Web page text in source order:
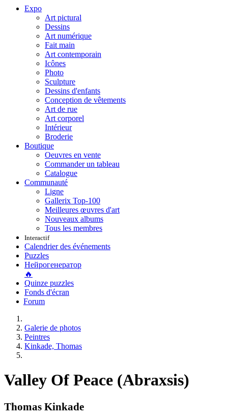
Expo
Art pictural
Dessins
Art numérique
Fait main
Art contemporain
Icônes
Photo
Sculpture
Dessins d'enfants
Conception de vêtements
Art de rue
Art corporel
Intérieur
Broderie
Boutique
Oeuvres en vente
Commander un tableau
Catalogue
Communauté
Ligne
Gallerix Top-100
Meilleures œuvres d'art
Nouveaux albums
Tous les membres
Interactif
Calendrier des événements
Puzzles
Нейрогенератор
🔥
Quinze puzzles
Fonds d'écran
Forum
Galerie de photos
Peintres
Kinkade, Thomas
Valley Of Peace (Abraxsis)
Thomas Kinkade